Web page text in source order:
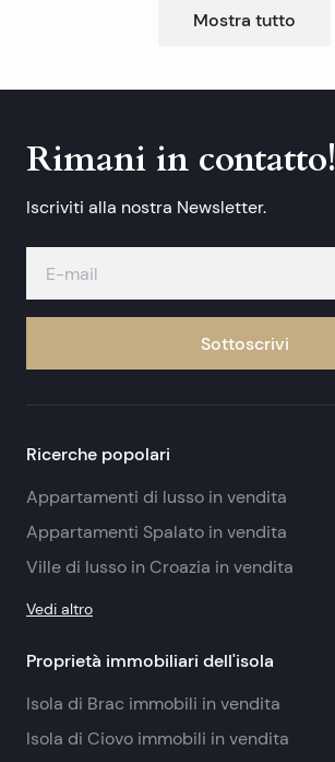
Mostra tutto
Rimani in contatto!
Iscriviti alla nostra Newsletter.
Sottoscrivi
Ricerche popolari
Appartamenti di lusso in vendita
Appartamenti Spalato in vendita
Ville di lusso in Croazia in vendita
Vedi altro
Proprietà immobiliari dell'isola
Isola di Brac immobili in vendita
Isola di Ciovo immobili in vendita